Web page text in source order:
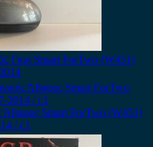
Γκρι Smart ForTwo (W451)
Άβαφος Smart ForTwo (W451)
/ c1